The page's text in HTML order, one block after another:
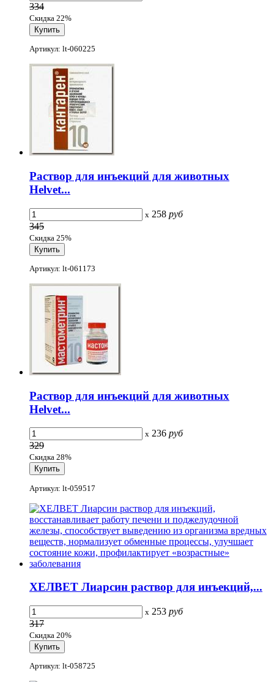
334
Скидка 22%
Артикул: lt-060225
Раствор для инъекций для животных
Helvet...
x 258 руб
345
Скидка 25%
Артикул: lt-061173
Раствор для инъекций для животных
Helvet...
x 236 руб
329
Скидка 28%
Артикул: lt-059517
ХЕЛВЕТ Лиарсин раствор для инъекций,...
x 253 руб
317
Скидка 20%
Артикул: lt-058725